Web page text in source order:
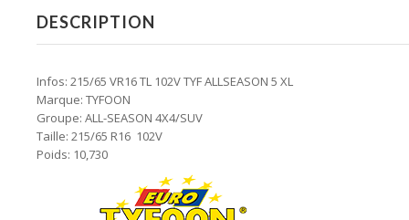
DESCRIPTION
Infos: 215/65 VR16 TL 102V TYF ALLSEASON 5 XL
Marque: TYFOON
Groupe: ALL-SEASON 4X4/SUV
Taille: 215/65 R16 102V
Poids: 10,730